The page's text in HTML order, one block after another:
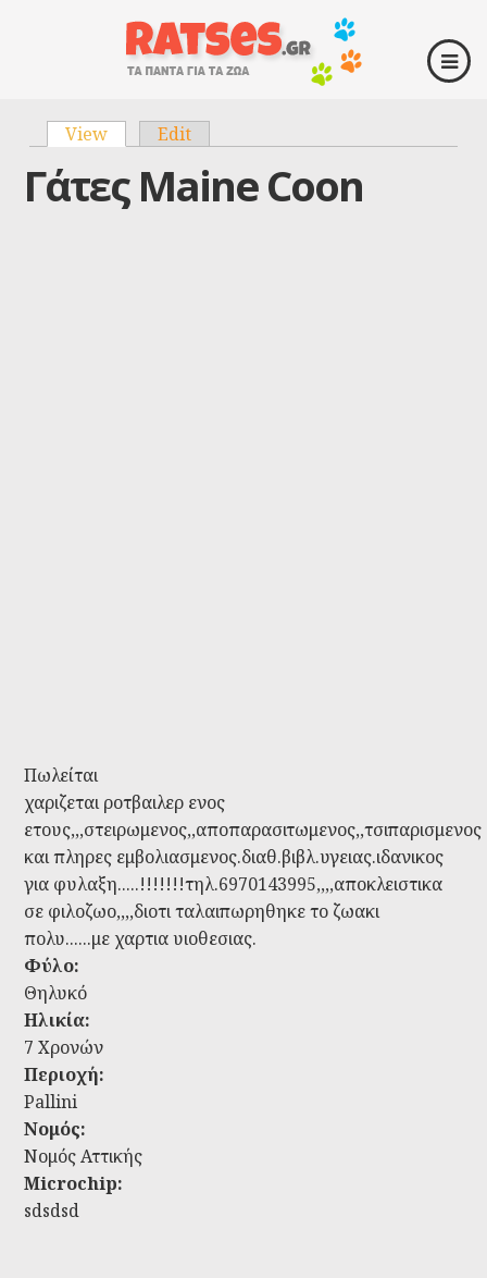
Primary tabs
View (active tab)
Edit
Γάτες Maine Coon
Πωλείται
χαριζεται ροτβαιλερ ενος
ετους,,,στειρωμενος,,αποπαρασιτωμενος,,τσιπαρισμενος
και πληρες εμβολιασμενος.διαθ.βιβλ.υγειας.ιδανικος
για φυλαξη.....!!!!!!!τηλ.6970143995,,,,αποκλειστικα
σε φιλοζωο,,,,διοτι ταλαιπωρηθηκε το ζωακι
πολυ......με χαρτια υιοθεσιας.
Φύλο:
Θηλυκό
Ηλικία:
7 Χρονών
Περιοχή:
Pallini
Νομός:
Νομός Αττικής
Microchip:
sdsdsd